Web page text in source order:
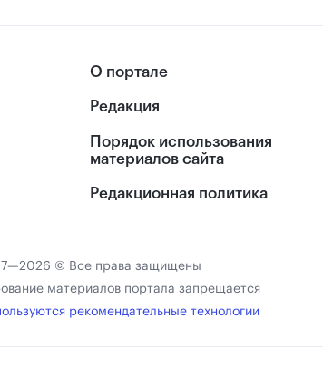
О портале
Редакция
Порядок использования
материалов сайта
Редакционная политика
© Все права защищены
материалов портала запрещается
рекомендательные технологии